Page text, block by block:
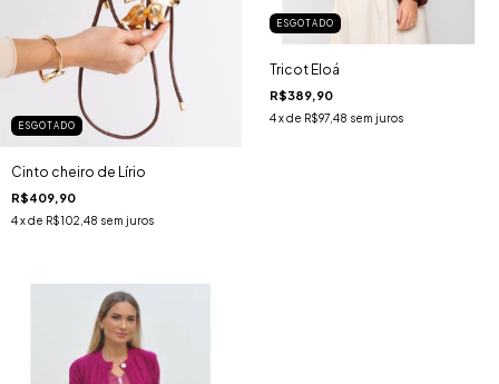
ESGOTADO
Cinto cheiro de Lírio
R$409,90
4x de R$102,48 sem juros
ESGOTADO
Tricot Eloá
R$389,90
4 x de R$97,48 sem juros